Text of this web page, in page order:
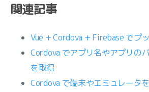
関連記事
Vue + Cordova + Firebase でプ
Cordova でアプリ名やアプリの
を取得
Cordova で端末やエミュレータ